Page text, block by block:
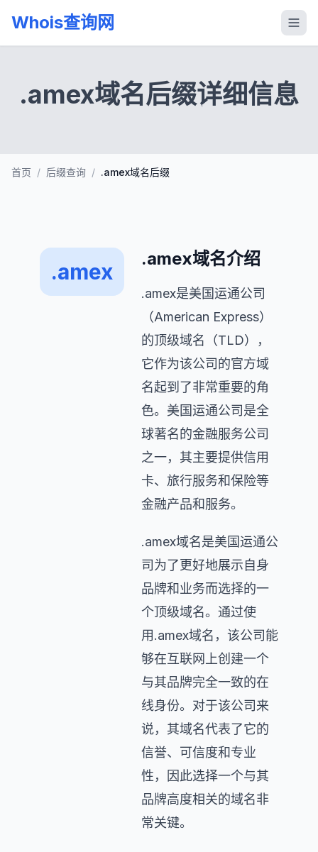
Whois查询网
.amex域名后缀详细信息
首页 / 后缀查询 / .amex域名后缀
.amex
.amex域名介绍
.amex是美国运通公司
（American Express）
的顶级域名（TLD），
它作为该公司的官方域
名起到了非常重要的角
色。美国运通公司是全
球著名的金融服务公司
之一，其主要提供信用
卡、旅行服务和保险等
金融产品和服务。
.amex域名是美国运通公
司为了更好地展示自身
品牌和业务而选择的一
个顶级域名。通过使
用.amex域名，该公司能
够在互联网上创建一个
与其品牌完全一致的在
线身份。对于该公司来
说，其域名代表了它的
信誉、可信度和专业
性，因此选择一个与其
品牌高度相关的域名非
常关键。